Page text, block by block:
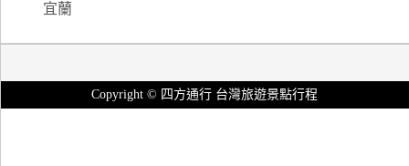
宜蘭
Copyright © 四方通行 台灣旅遊景點行程